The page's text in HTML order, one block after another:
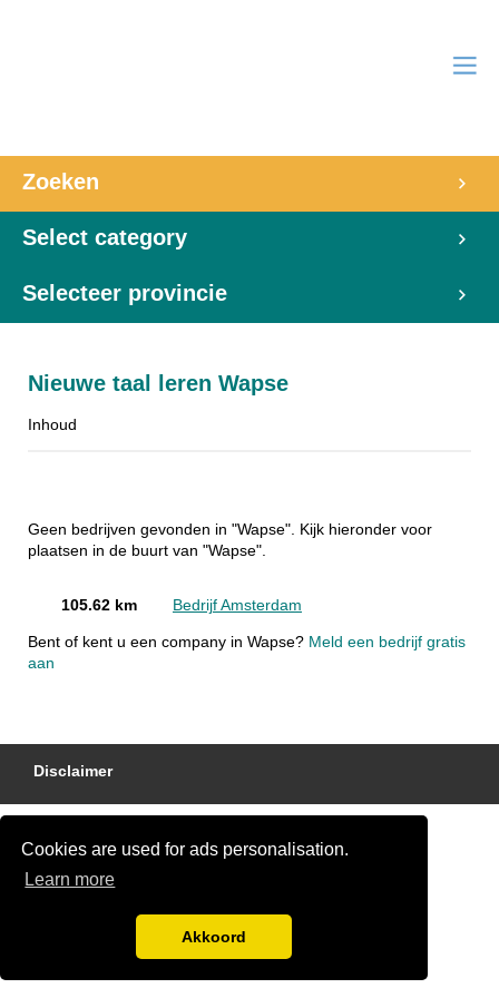
Cookies are used for ads personalisation.
Learn more
Akkoord
Zoeken
Select category
Selecteer provincie
Nieuwe taal leren Wapse
Inhoud
Geen bedrijven gevonden in "Wapse". Kijk hieronder voor
plaatsen in de buurt van "Wapse".
105.62 km Bedrijf Amsterdam
Bent of kent u een company in Wapse? Meld een bedrijf gratis
aan
Disclaimer